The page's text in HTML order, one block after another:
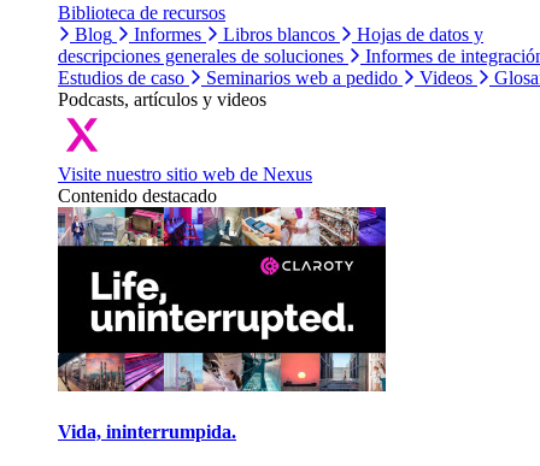
Biblioteca de recursos
Blog
Informes Libros blancos
Hojas de datos y
descripciones generales de soluciones
Informes de
Estudios de caso
Seminarios web a pedido Videos
Podcasts, artículos y videos
Visite nuestro sitio web de Nexus
Contenido destacado
Vida, ininterrumpida.